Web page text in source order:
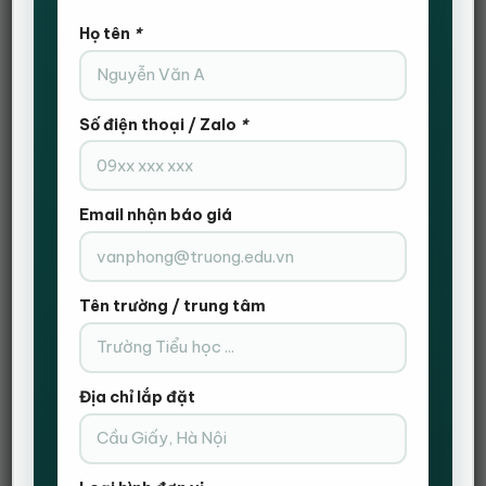
Họ tên *
Số điện thoại / Zalo *
Email nhận báo giá
Tên trường / trung tâm
Địa chỉ lắp đặt